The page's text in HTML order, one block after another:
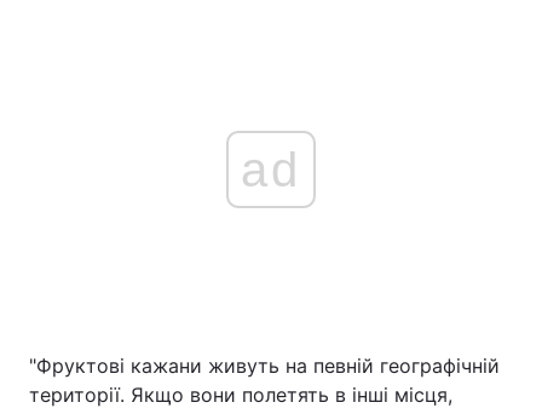
ad
"Фруктові кажани живуть на певній географічній
території. Якщо вони полетять в інші місця,